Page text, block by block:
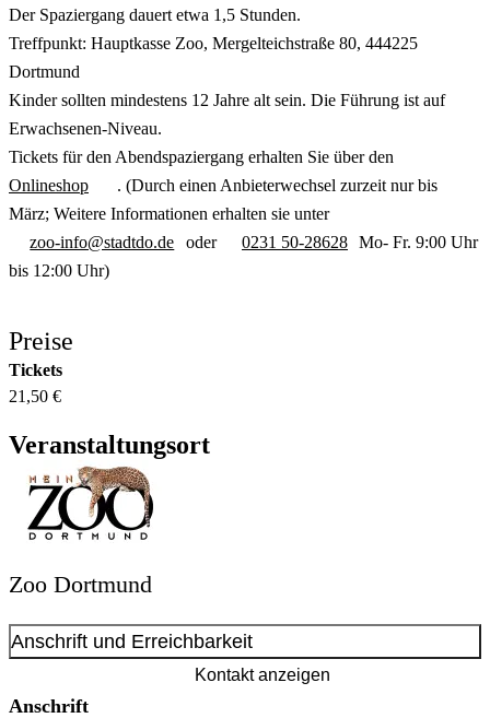
Der Spaziergang dauert etwa 1,5 Stunden.
Treffpunkt: Hauptkasse Zoo, Mergelteichstraße 80, 444225
Dortmund
Kinder sollten mindestens 12 Jahre alt sein. Die Führung ist auf
Erwachsenen-Niveau.
Tickets für den Abendspaziergang erhalten Sie über den
Onlineshop
. (Durch einen Anbieterwechsel zurzeit nur bis
März; Weitere Informationen erhalten sie unter
zoo-info@stadtdo.de
oder 0231 50-28628 Mo- Fr. 9:00 Uhr
bis 12:00 Uhr)
Preise
Tickets
21,50 €
Veranstaltungsort
Zoo Dortmund
Anschrift und Erreichbarkeit
Kontakt anzeigen
Anschrift